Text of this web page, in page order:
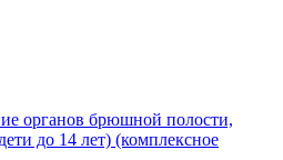
органов брюшной полости,
до 14 лет) (комплексное